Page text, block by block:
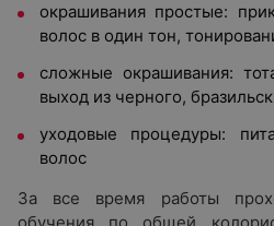
окрашивания простые:
волос в один тон,
сложные окрашивания:
выход из черного,
уходовые процедуры:
волос
За все время работы